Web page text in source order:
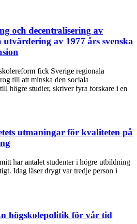
och decentralisering av
av 1977 års svenska
fick Sverige regionala
till att minska den sociala
högre studier, skriver fyra forskare i en
utmaningar för kvaliteten på
har antalet studenter i högre utbildning
Idag läser drygt var tredje person i
högskolepolitik för vår tid